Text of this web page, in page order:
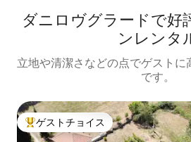
ダニロヴグラードで好
ンレンタ
立地や清潔さなどの点でゲスト
です。
大好評のゲストチョイスです。
ゲストチョイス